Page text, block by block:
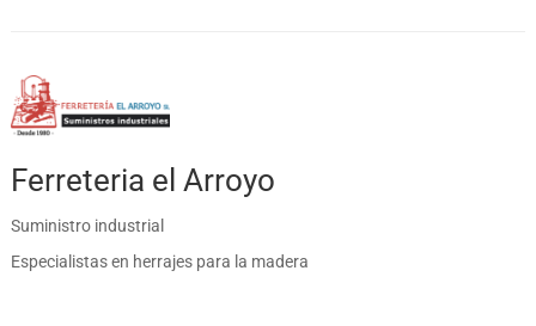
Ferreteria el Arroyo
Suministro industrial
Especialistas en herrajes para la madera